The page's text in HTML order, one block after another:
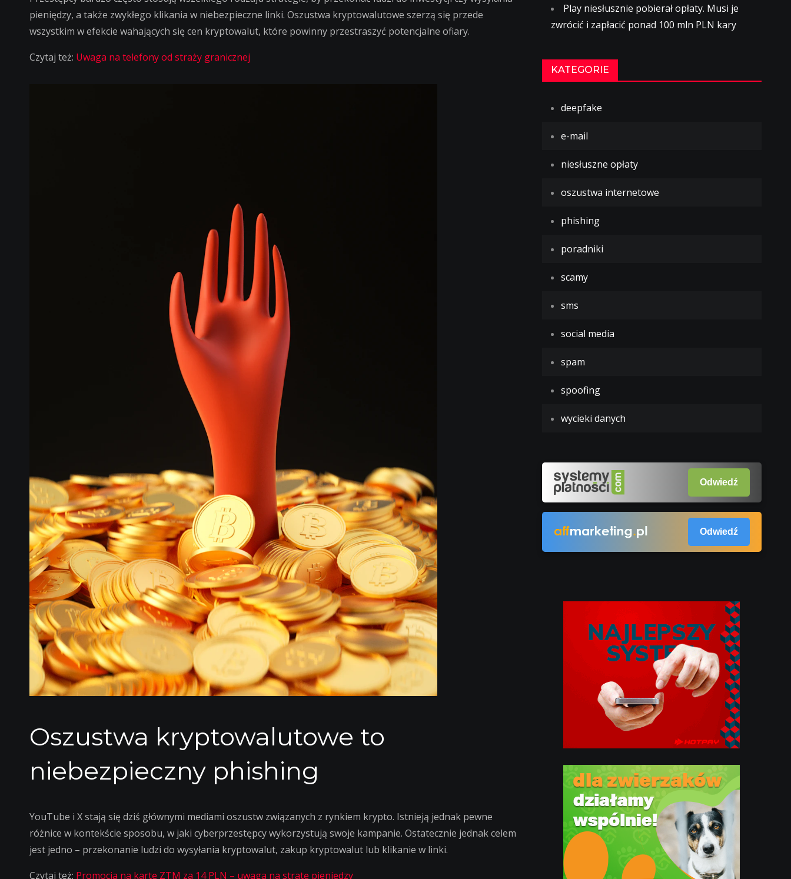
youtubowe
szaleją
pieniędzy, a także zwykłego klikania w niebezpieczne linki. Oszustwa kryptowalutowe szerzą się przede
wszystkim w efekcie wahających się cen kryptowalut, które powinny przestraszyć potencjalne ofiary.
Czytaj też: Uwaga na telefony od straży granicznej
Oszustwa kryptowalutowe to
niebezpieczny phishing
YouTube i X stają się dziś głównymi mediami oszustw związanych z rynkiem krypto. Istnieją jednak pewne
różnice w kontekście sposobu, w jaki cyberprzestępcy wykorzystują swoje kampanie. Ostatecznie jednak celem
jest jedno – przekonanie ludzi do wysyłania kryptowalut, zakup kryptowalut lub klikanie w linki.
Czytaj też: Promocja na kartę ZTM za 14 PLN – uwaga na stratę pieniędzy
Play niesłusznie pobierał opłaty. Musi je
zwrócić i zapłacić ponad 100 mln PLN kary
KATEGORIE
deepfake
e-mail
niesłuszne opłaty
oszustwa internetowe
phishing
poradniki
scamy
sms
social media
spam
spoofing
wycieki danych
Odwiedź
Odwiedź